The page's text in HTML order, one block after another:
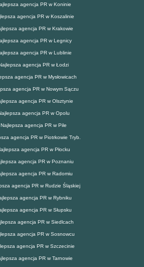
agencja PR w Koninie
agencja PR w Koszalinie
agencja PR w Krakowie
agencja PR w Legnicy
agencja PR w Lublinie
agencja PR w Łodzi
agencja PR w Mysłowicach
agencja PR w Nowym Sączu
agencja PR w Olsztynie
agencja PR w Opolu
Najlepsza agencja PR w Pile
agencja PR w Piotrkowie Tryb.
agencja PR w Płocku
agencja PR w Poznaniu
agencja PR w Radomiu
agencja PR w Rudzie Śląskiej
agencja PR w Rybniku
agencja PR w Słupsku
agencja PR w Siedlcach
agencja PR w Sosnowcu
agencja PR w Szczecinie
agencja PR w Tarnowie